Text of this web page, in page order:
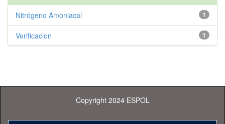
1
Nitrógeno Amoniacal
1
Verificacion
Copyright 2024 ESPOL